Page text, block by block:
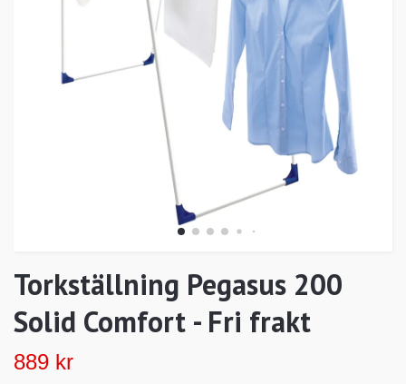
Torkställning Pegasus 200
Solid Comfort - Fri frakt
889 kr